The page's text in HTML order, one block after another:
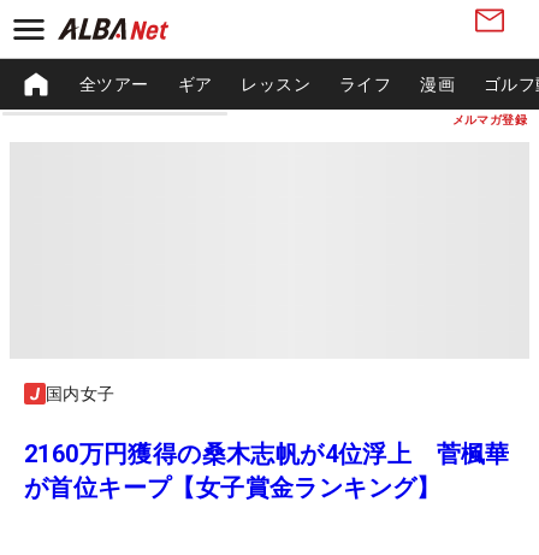
メルマガ登録
全ツアー ギア レッスン ライフ 漫画 ゴル
国内女子
2160万円獲得の桑木志帆が4位浮上 菅楓華
が首位キープ【女子賞金ランキング】